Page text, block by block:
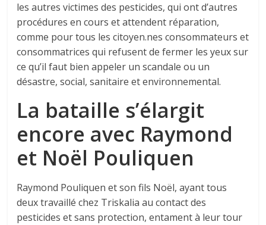
les autres victimes des pesticides, qui ont d’autres
procédures en cours et attendent réparation,
comme pour tous les citoyen.nes consommateurs et
consommatrices qui refusent de fermer les yeux sur
ce qu’il faut bien appeler un scandale ou un
désastre, social, sanitaire et environnemental.
La bataille s’élargit
encore avec Raymond
et Noël Pouliquen
Raymond Pouliquen et son fils Noël, ayant tous
deux travaillé chez Triskalia au contact des
pesticides et sans protection, entament à leur tour